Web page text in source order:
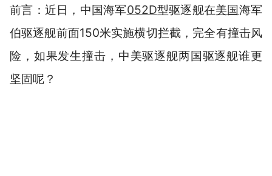
前言：近日，中国海军052D型驱逐舰在美国海军
伯驱逐舰前面150米实施横切拦截，完全有撞击风
险，如果发生撞击，中美驱逐舰两国驱逐舰谁更
坚固呢？